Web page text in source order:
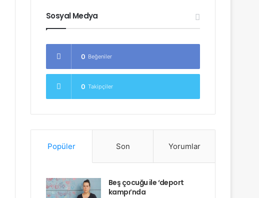
Sosyal Medya
0 Beğeniler
0 Takipçiler
Popüler Son Yorumlar
Beş çocuğu ile ‘deport
kampı’nda